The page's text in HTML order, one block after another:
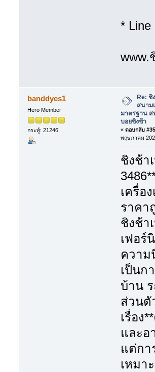
* Line
www.
banddyes1
Hero Member
กระทู้: 21246
Re: ชิ
สนาม
มาตรฐาน ส
บอยชิงช้า
« ตอบกลับ
พฤษภาคม
ชิงช้า
เครื่อ
ราคา
ชิงช้า
เฟอร์
ความ
เป็นก
บ้าน
ส่วนตั
เรื่อง
และอ
แต่กา
เหมา